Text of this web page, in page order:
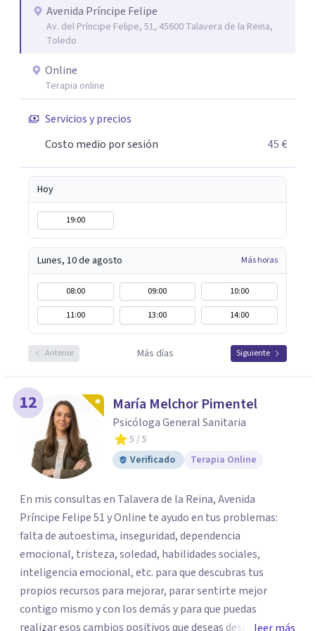
camino hacia el autoconocimiento y la fortaleza
emocional. Me apasiona trabajar con cada paciente desde
una perspectiva cercana y humana, y espero poder
acompañarte en tu camino hacia el bienestar y el
equilibrio que buscas.
Avenida Príncipe Felipe
Av. del Príncipe Felipe, 51, 45600 Talavera de la Reina,
Toledo
Online
Terapia online
Servicios y precios
Costo medio por sesión
45 €
Hoy
19:00
Lunes, 10 de agosto Más horas
08:00 09:00
10:00
11:00
13:00 14:00
Anterior Más días Siguiente
12 María Melchor Pimentel
Psicóloga General Sanitaria
5 / 5
Verificado
Terapia Online
En mis consultas en Talavera de la Reina, Avenida
Príncipe Felipe 51 y Online te ayudo en tus problemas:
falta de autoestima, inseguridad, dependencia
emocional, tristeza, soledad, habilidades sociales,
inteligencia emocional, etc. para que descubras tus
propios recursos para mejorar, parar sentirte mejor
contigo mismo y con los demás y para que puedas
realizar esos cambios positivos que deseas desde hace